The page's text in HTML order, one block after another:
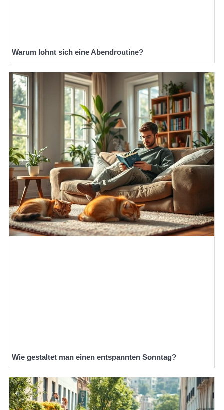
Warum lohnt sich eine Abendroutine?
Wie gestaltet man einen entspannten Sonntag?